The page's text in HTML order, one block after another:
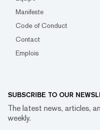
Manifeste
Code of Conduct
Contact
Emplois
SUBSCRIBE TO OUR
The latest news, articles,
weekly.